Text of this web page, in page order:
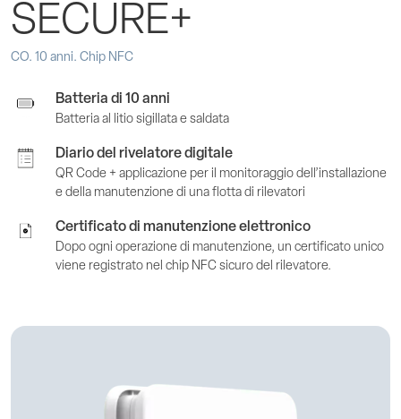
SECURE+
CO. 10 anni. Chip NFC
Batteria di 10 anni
Batteria al litio sigillata e saldata
Diario del rivelatore digitale
QR Code + applicazione per il monitoraggio dell’installazione
e della manutenzione di una flotta di rilevatori
Certificato di manutenzione elettronico
Dopo ogni operazione di manutenzione, un certificato unico
viene registrato nel chip NFC sicuro del rilevatore.